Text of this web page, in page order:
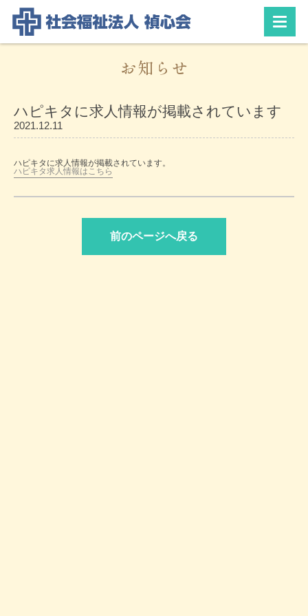
お知らせ
ハピキタに求人情報が掲載されています
2021.12.11
ハピキタに求人情報が掲載されています。
ハピキタ求人情報はこちら
前のページへ戻る